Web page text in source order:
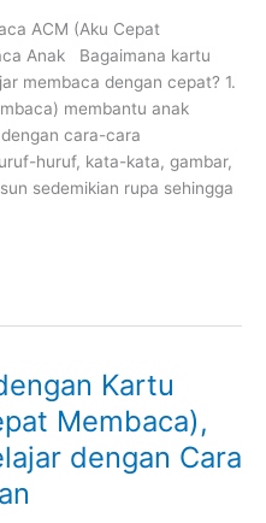
ACM (Aku Cepat
Anak Bagaimana kartu
membaca dengan cepat? 1.
membantu anak
cara-cara
huruf, kata-kata, gambar,
sedemikian rupa sehingga
Kartu
Membaca),
dengan Cara